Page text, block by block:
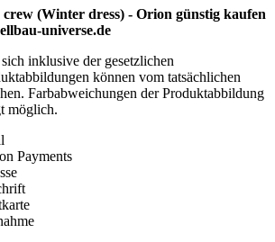
(Winter dress) - Orion günstig kaufen
universe.de
inklusive der gesetzlichen
können vom tatsächlichen
Farbabweichungen der Produktabbildung
möglich.